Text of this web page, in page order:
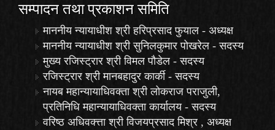
सम्पादन तथा प्रकाशन समिति
माननीय न्यायाधीश श्री हरिप्रसाद फुयाल - अध्यक्ष
माननीय न्यायाधीश श्री सुनिलकुमार पोखरेल - सदस्य
मुख्य रजिस्ट्रार श्री विमल पौडेल - सदस्य
रजिस्ट्रार श्री मानबहादुर कार्की - सदस्य
नायब महान्यायाधिवक्ता श्री लोकराज पराजुली,
प्रतिनिधि महान्यायाधिवक्ता कार्यालय - सदस्य
वरिष्ठ अधिवक्त्ता श्री विजयप्रसाद मिश्र , अध्यक्ष